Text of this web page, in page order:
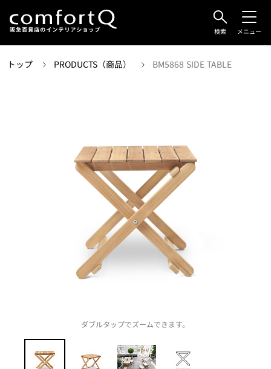
検索 メニュー
トップ PRODUCTS（商品） BM5868 SIDE TABLE
ダブルタップでズームできます。